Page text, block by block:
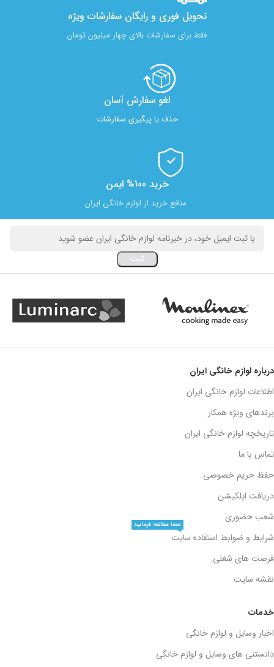
تحویل فوری و رایگان سفارشات ویژه
فقط برای سفارشات بالای چهار میلیون تومان
لغو سفارش آسان​
حذف یا پیگیری سفارشات
خرید 100% ایمن
منافع خرید از لوازم خانگی ایران
خدمات
اخبار وسایل و لوازم خانگی
دانستنی های وسایل و لوازم خانگی
درباره لوازم خانگی ایران
اطلاعات لوازم خانگی ایران
برندهای ویژه همکار
تاریخچه لوازم خانگی ایران
تماس با ما
حفظ حریم خصوصی
دریافت اپلکیشن
شعب حضوری
شرایط و ضوابط استفاده سایت
حتما مطالعه فرمایید
فرصت های شغلی
نقشه سایت